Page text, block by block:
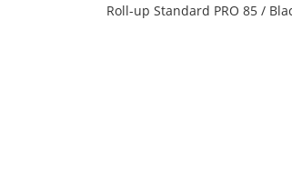
Roll-up Standard PRO 85 /